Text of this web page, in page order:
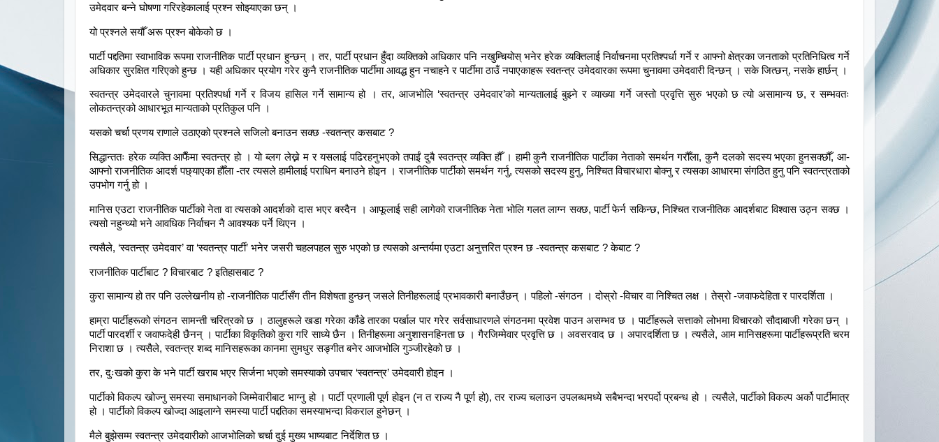
उमेदवार बन्ने घोषणा गरिरहेकालाई प्रश्न सोझ्याएका छन् ।
यो प्रश्नले सयौँ अरू प्रश्न बोकेको छ ।
पार्टी पद्दतिमा स्वाभाविक रूपमा राजनीतिक पार्टी प्रधान हुन्छन् । तर, पार्टी प्रधान हुँदा व्यक्तिको अधिकार पनि नखुम्चियोस् भनेर हरेक व्यक्तिलाई निर्वाचनमा प्रतिश्पर्धा गर्ने र आफ्नो क्षेत्रका जनताको प्रतिनिधित्व गर्ने
अधिकार सुरक्षित गरिएको हुन्छ । यही अधिकार प्रयोग गरेर कुनै राजनीतिक पार्टीमा आवद्ध हुन नचाहने र पार्टीमा ठाउँ नपाएकाहरू स्वतन्त्र उमेदवारका रूपमा चुनावमा उमेदवारी दिन्छन् । सके जित्छन्, नसके हार्छन् ।
स्वतन्त्र उमेदवारले चुनावमा प्रतिश्पर्धा गर्ने र विजय हासिल गर्ने सामान्य हो । तर, आजभोलि ‘स्वतन्त्र उमेदवार’को मान्यतालाई बुझ्ने र व्याख्या गर्ने जस्तो प्रवृत्ति सुरु भएको छ त्यो असामान्य छ, र सम्भवतः
लोकतन्त्रको आधारभूत मान्यताको प्रतिकुल पनि ।
यसको चर्चा प्रणय राणाले उठाएको प्रश्नले सजिलो बनाउन सक्छ -स्वतन्त्र कसबाट ?
सिद्धान्ततः हरेक व्यक्ति आफैँमा स्वतन्त्र हो । यो ब्लग लेख्ने म र यसलाई पढिरहनुभएको तपाईं दुबै स्वतन्त्र व्यक्ति हौँ । हामी कुनै राजनीतिक पार्टीका नेताको समर्थन गरौँला, कुनै दलको सदस्य भएका हुनसक्छौँ, आ-
आफ्नो राजनीतिक आदर्श पछ्याएका हौँला -तर त्यसले हामीलाई पराधिन बनाउने होइन । राजनीतिक पार्टीको समर्थन गर्नु, त्यसको सदस्य हुनु, निश्चित विचारधारा बोक्नु र त्यसका आधारमा संगठित हुनु पनि स्वतन्त्रताको
उपभोग गर्नु हो ।
मानिस एउटा राजनीतिक पार्टीको नेता वा त्यसको आदर्शको दास भएर बस्दैन । आफूलाई सही लागेको राजनीतिक नेता भोलि गलत लाग्न सक्छ, पार्टी फेर्न सकिन्छ, निश्चित राजनीतिक आदर्शबाट विश्वास उठ्न सक्छ ।
त्यसो नहुन्थ्यो भने आवधिक निर्वाचन नै आवश्यक पर्ने थिएन ।
त्यसैले, ‘स्वतन्त्र उमेदवार’ वा ‘स्वतन्त्र पार्टी’ भनेर जसरी चहलपहल सुरु भएको छ त्यसको अन्तर्यमा एउटा अनुत्तरित प्रश्न छ -स्वतन्त्र कसबाट ? केबाट ?
राजनीतिक पार्टीबाट ? विचारबाट ? इतिहासबाट ?
कुरा सामान्य हो तर पनि उल्लेखनीय हो -राजनीतिक पार्टीसँग तीन विशेषता हुन्छन् जसले तिनीहरूलाई प्रभावकारी बनाउँछन् । पहिलो -संगठन । दोस्रो -विचार वा निश्चित लक्ष । तेस्रो -जवाफदेहिता र पारदर्शिता ।
हाम्रा पार्टीहरूको संगठन सामन्ती चरित्रको छ । ठालुहरूले खडा गरेका काँडे तारका पर्खाल पार गरेर सर्वसाधारणले संगठनमा प्रवेश पाउन असम्भव छ । पार्टीहरूले सत्ताको लोभमा विचारको सौदाबाजी गरेका छन् ।
पार्टी पारदर्शी र जवाफदेही छैनन् ।पार्टीका विकृतिको कुरा गरि साध्ये छैन । तिनीहरूमा अनुशासनहिनता छ । गैरजिम्मेवार प्रवृत्ति छ । अवसरवाद छ । अपारदर्शिता छ । त्यसैले, आम मानिसहरूमा पार्टीहरूप्रति चरम
निराशा छ । त्यसैले, स्वतन्त्र शब्द मानिसहरूका कानमा सुमधुर सङ्गीत बनेर आजभोलि गुञ्जीरहेको छ ।
तर, दुःखको कुरा के भने पार्टी खराब भएर सिर्जना भएको समस्याको उपचार ‘स्वतन्त्र’ उमेदवारी होइन ।
पार्टीको विकल्प खोज्नु समस्या समाधानको जिम्मेवारीबाट भाग्नु हो । पार्टी प्रणाली पूर्ण होइन (न त राज्य नै पूर्ण हो), तर राज्य चलाउन उपलब्धमध्ये सबैभन्दा भरपर्दो प्रबन्ध हो । त्यसैले, पार्टीको विकल्प अर्को पार्टीमात्र
हो । पार्टीको विकल्प खोज्दा आइलाग्ने समस्या पार्टी पद्दतिका समस्याभन्दा विकराल हुनेछन् ।
मैले बुझेसम्म स्वतन्त्र उमेदवारीको आजभोलिको चर्चा दुई मुख्य भाष्यबाट निर्देशित छ ।